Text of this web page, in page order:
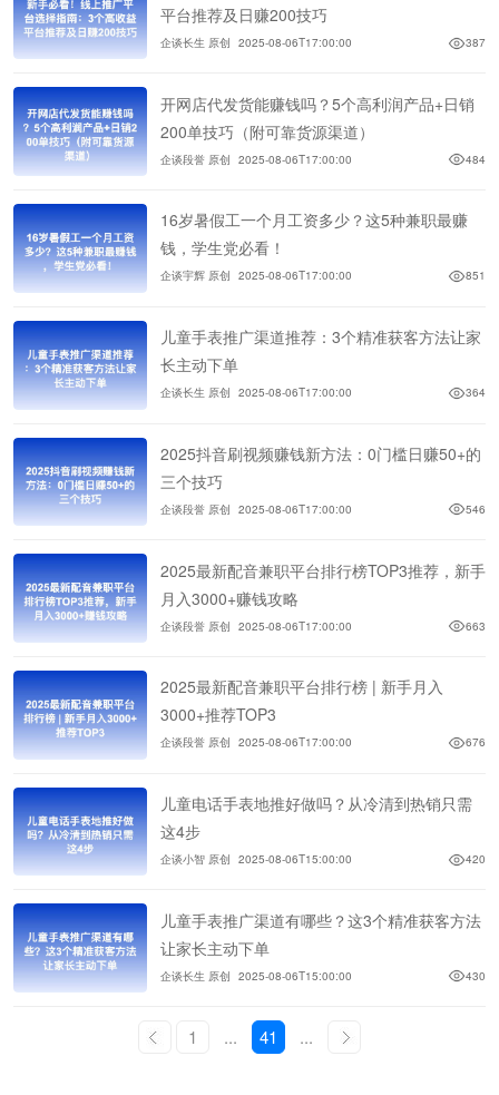
平台推荐及日赚200技巧
企谈长生 原创 2025-08-06T17:00:00 387
开网店代发货能赚钱吗？5个高利润产品+日销
200单技巧（附可靠货源渠道）
企谈段誉 原创 2025-08-06T17:00:00 484
16岁暑假工一个月工资多少？这5种兼职最赚
钱，学生党必看！
企谈宇辉 原创 2025-08-06T17:00:00 851
儿童手表推广渠道推荐：3个精准获客方法让家
长主动下单
企谈长生 原创 2025-08-06T17:00:00 364
2025抖音刷视频赚钱新方法：0门槛日赚50+的
三个技巧
企谈段誉 原创 2025-08-06T17:00:00 546
2025最新配音兼职平台排行榜TOP3推荐，新手
月入3000+赚钱攻略
企谈段誉 原创 2025-08-06T17:00:00 663
2025最新配音兼职平台排行榜 | 新手月入
3000+推荐TOP3
企谈段誉 原创 2025-08-06T17:00:00 676
儿童电话手表地推好做吗？从冷清到热销只需
这4步
企谈小智 原创 2025-08-06T15:00:00 420
儿童手表推广渠道有哪些？这3个精准获客方法
让家长主动下单
企谈长生 原创 2025-08-06T15:00:00 430
1 ... 41 ...